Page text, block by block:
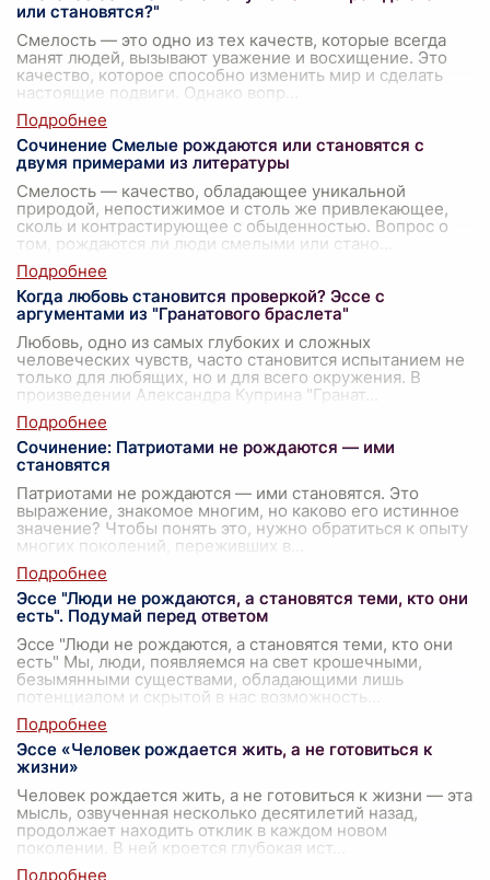
или становятся?"
Смелость — это одно из тех качеств, которые всегда
манят людей, вызывают уважение и восхищение. Это
качество, которое способно изменить мир и сделать
настоящие подвиги. Однако вопр
Сочинение Смелые рождаются или становятся с
двумя примерами из литературы
Смелость — качество, обладающее уникальной
природой, непостижимое и столь же привлекающее,
сколь и контрастирующее с обыденностью. Вопрос о
том, рождаются ли люди смелыми или стано
Когда любовь становится проверкой? Эссе с
аргументами из "Гранатового браслета"
Любовь, одно из самых глубоких и сложных
человеческих чувств, часто становится испытанием не
только для любящих, но и для всего окружения. В
произведении Александра Куприна "Гранат
Сочинение: Патриотами не рождаются — ими
становятся
Патриотами не рождаются — ими становятся. Это
выражение, знакомое многим, но каково его истинное
значение? Чтобы понять это, нужно обратиться к опыту
многих поколений, переживших в
Эссе "Люди не рождаются, а становятся теми, кто они
есть". Подумай перед ответом
Эссе "Люди не рождаются, а становятся теми, кто они
есть" Мы, люди, появляемся на свет крошечными,
безымянными существами, обладающими лишь
потенциалом и скрытой в нас возможность
Эссе «Человек рождается жить, а не готовиться к
жизни»
Человек рождается жить, а не готовиться к жизни — эта
мысль, озвученная несколько десятилетий назад,
продолжает находить отклик в каждом новом
поколении. В ней кроется глубокая ист